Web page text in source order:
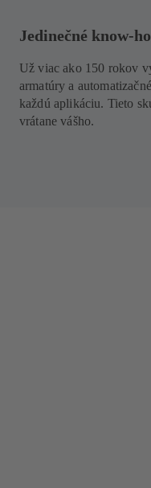
Jedinečné know-
Už viac ako 150 rokov
armatúry a
každú aplikáciu. Tieto
vrátane vášho.